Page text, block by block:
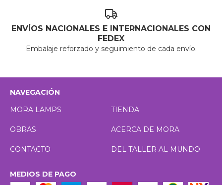
ENVÍOS NACIONALES E INTERNACIONALES CON
FEDEX
Embalaje reforzado y seguimiento de cada envío.
NAVEGACIÓN
MORA LAMPS
TIENDA
OBRAS ACERCA DE MORA
CONTACTO DEL TALLER AL MUNDO
MEDIOS DE PAGO